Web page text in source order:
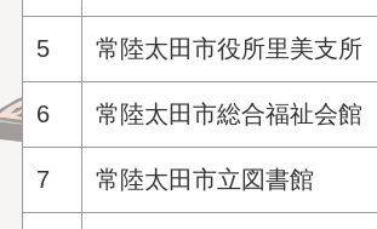
5 常陸太田市役所里美支所
6 常陸太田市総合福祉会館
7 常陸太田市立図書館